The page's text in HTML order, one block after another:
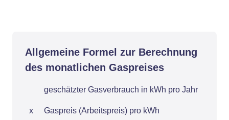
Allgemeine Formel zur Berechnung
des monatlichen Gaspreises
geschätzter Gasverbrauch in kWh pro Jahr
x Gaspreis (Arbeitspreis) pro kWh